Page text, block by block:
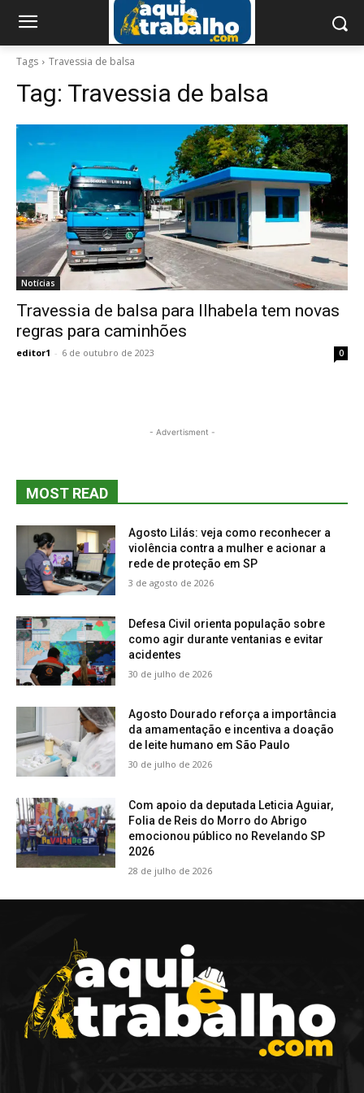
Tags Travessia de balsa
Tag: Travessia de balsa
Notícias
Travessia de balsa para Ilhabela tem novas
regras para caminhões
editor1 - 6 de outubro de 2023 0
- Advertisment -
MOST READ
Agosto Lilás: veja como reconhecer a
violência contra a mulher e acionar a
rede de proteção em SP
3 de agosto de 2026
Defesa Civil orienta população sobre
como agir durante ventanias e evitar
acidentes
30 de julho de 2026
Agosto Dourado reforça a importância
da amamentação e incentiva a doação
de leite humano em São Paulo
30 de julho de 2026
Com apoio da deputada Leticia Aguiar,
Folia de Reis do Morro do Abrigo
emocionou público no Revelando SP
2026
28 de julho de 2026